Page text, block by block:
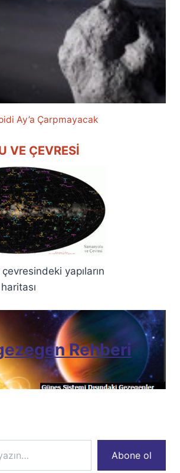
Ay’a Çarpmayacak
VE ÇEVRESI
yapıların
haritası
Rehberi
Abone ol